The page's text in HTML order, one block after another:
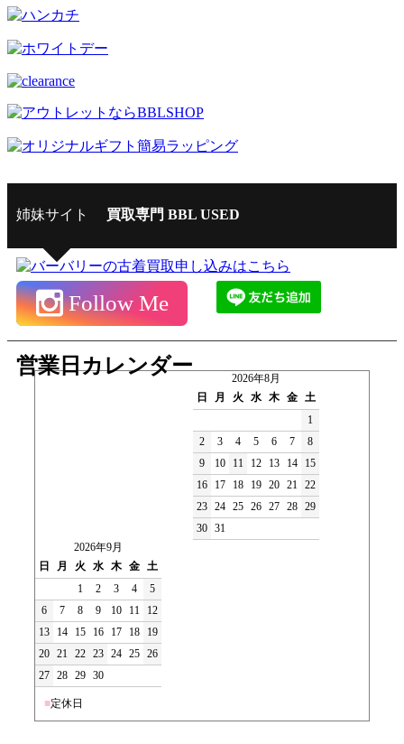
姉妹サイト 買取専門 BBL USED
Follow Me
営業日カレンダー
2026年8月
日
月 火 水 木 金 土
1
2
3 4 5 6 7
8
9
10 11 12 13 14
15
16
17 18 19 20 21 22
23 24 25 26 27 28 29
30 31
2026年9月
日
月 火 水 木 金 土
1
2 3 4
5
6
7 8 9 10 11
12
13
14 15 16 17 18
19
20 21 22 23 24 25 26
27 28 29 30
■定休日